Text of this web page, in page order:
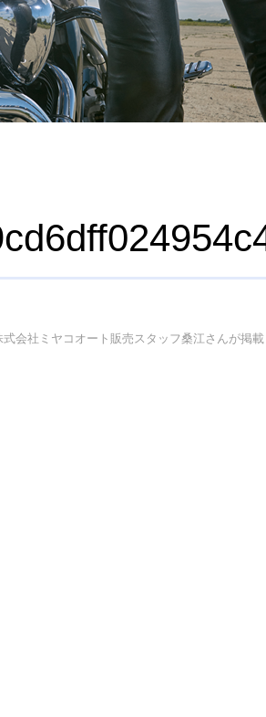
式会社ミヤコオート販売スタッフ桑江さんが掲載